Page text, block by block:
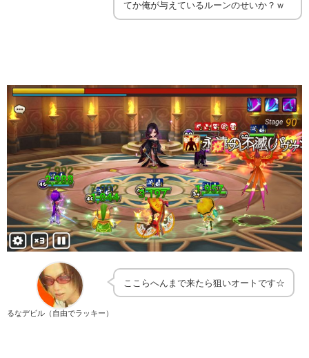
てか俺が与えているルーンのせいか？ｗ
るなデビル（自由でラッキー）
ここらへんまで来たら狙いオートです☆